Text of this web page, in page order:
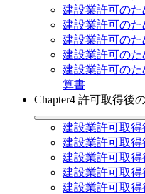
建設業許可の
建設業許可の
建設業許可の
建設業許可の
建設業許可の
算書
Chapter4 許可取得後
建設業許可取
建設業許可取
建設業許可取
建設業許可取
建設業許可取